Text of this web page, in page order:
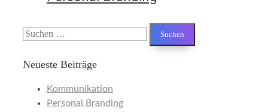
Suchen
nach:
Neueste Beiträge
Kommunikation
Personal Branding